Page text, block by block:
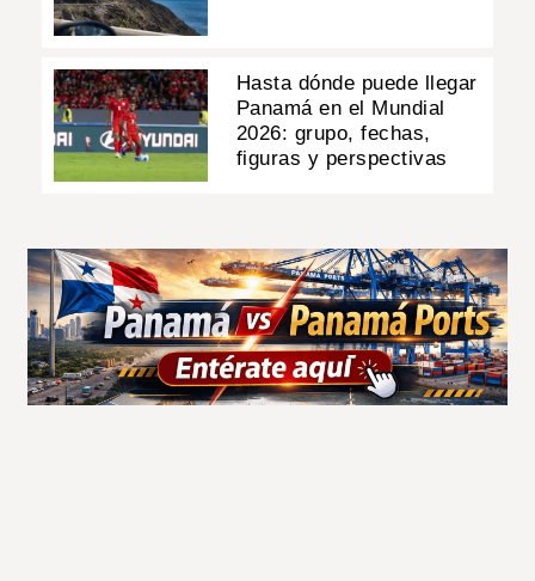
Hasta dónde puede llegar
Panamá en el Mundial
2026: grupo, fechas,
figuras y perspectivas